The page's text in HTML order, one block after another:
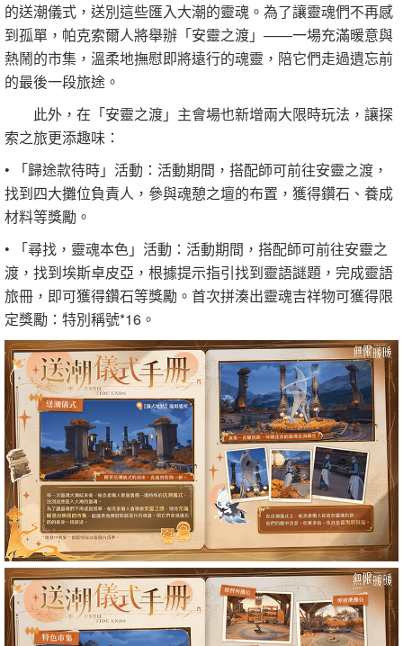
的送潮儀式，送別這些匯入大潮的靈魂。為了讓靈魂們不再感
到孤單，帕克索爾人將舉辦「安靈之渡」——一場充滿暖意與
熱鬧的市集，溫柔地撫慰即將遠行的魂靈，陪它們走過遺忘前
的最後一段旅途。
此外，在「安靈之渡」主會場也新增兩大限時玩法，讓探
索之旅更添趣味：
• 「歸途款待時」活動：活動期間，搭配師可前往安靈之渡，
找到四大攤位負責人，參與魂憩之壇的布置，獲得鑽石、養成
材料等獎勵。
• 「尋找，靈魂本色」活動：活動期間，搭配師可前往安靈之
渡，找到埃斯卓皮亞，根據提示指引找到靈語謎題，完成靈語
旅冊，即可獲得鑽石等獎勵。首次拼湊出靈魂吉祥物可獲得限
定獎勵：特別稱號*16。